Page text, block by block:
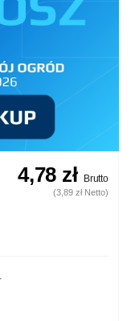
4,78 zł Brutto
(3,89 zł Netto)